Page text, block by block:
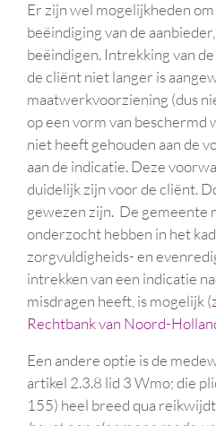
Er zijn wel mogelijkheden
beëindiging van de
beëindigen. Intrekking van
de cliënt niet langer is
maatwerkvoorziening (dus
op een vorm van beschermd
niet heeft gehouden aan de
aan de indicatie. Deze
duidelijk zijn voor de cliënt.
gewezen zijn. De gemeente
onderzocht hebben in het
zorgvuldigheids- en
intrekken van een indicatie
misdragen heeft, is mogelijk (
Rechtbank van Noord-
Een andere optie is de
artikel 2.3.8 lid 3 Wmo; die
155) heel breed qua